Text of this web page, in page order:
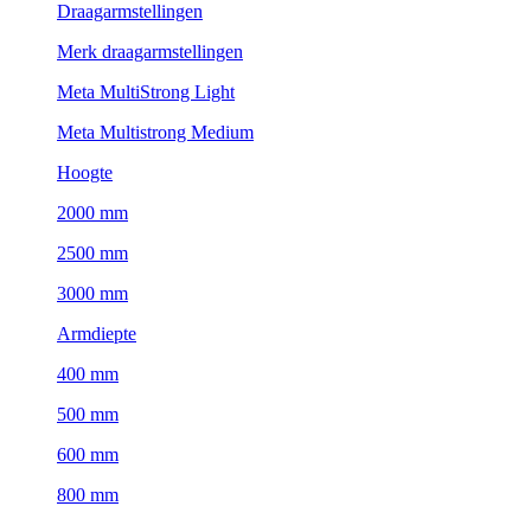
Draagarmstellingen
Merk draagarmstellingen
Meta MultiStrong Light
Meta Multistrong Medium
Hoogte
2000 mm
2500 mm
3000 mm
Armdiepte
400 mm
500 mm
600 mm
800 mm